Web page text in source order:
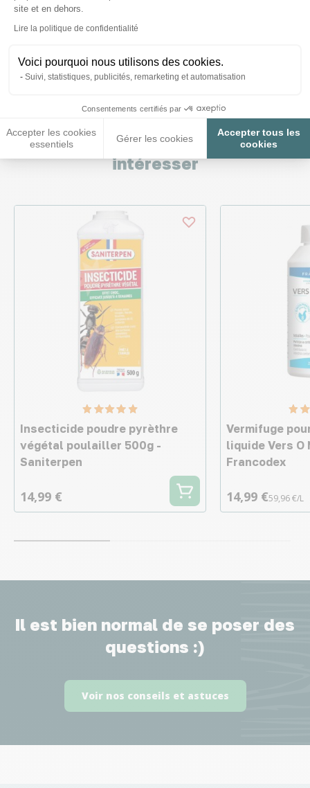
site et en dehors.
Lire la politique de confidentialité
Voici pourquoi nous utilisons des cookies.
Suivi, statistiques, publicités, remarketing et automatisation
Consentements certifiés par
Accepter les cookies
essentiels
Gérer les cookies
Accepter tous les
cookies
Axeptio consent
Ces produits peuvent vous
intéresser
Insecticide poudre pyrèthre
végétal poulailler 500g -
Saniterpen
14,99 €
Vermifuge
liquide Vers O
Francodex
14,99 €59,96 €/L
Il est bien normal de se poser des
questions :)
Voir nos conseils et astuces